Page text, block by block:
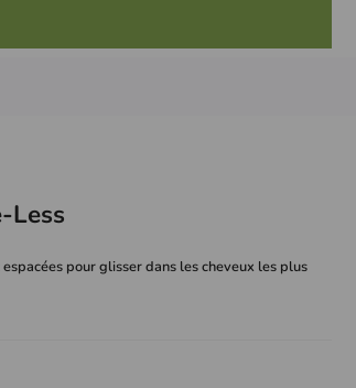
Less
pour glisser dans les cheveux les plus